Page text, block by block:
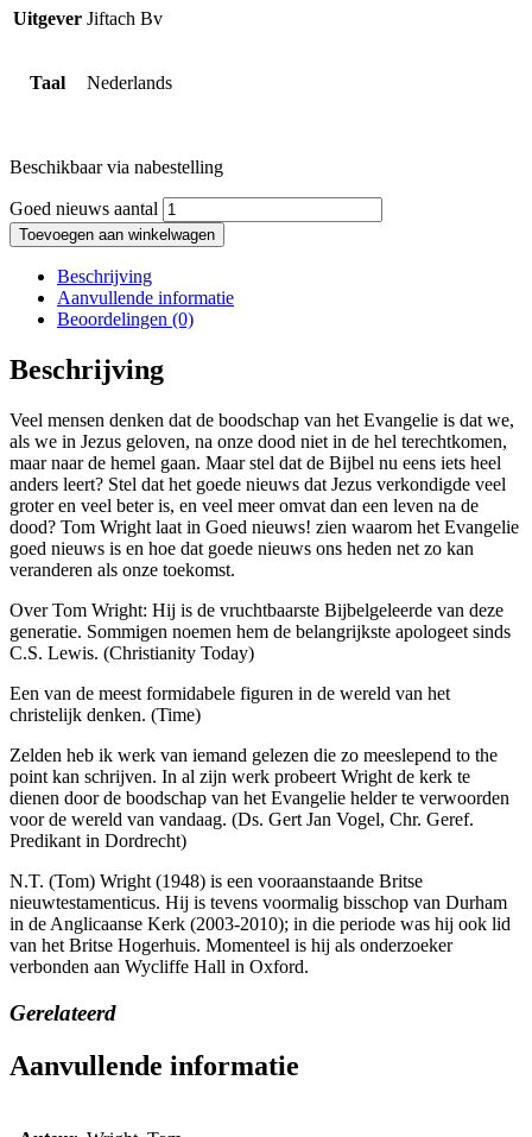
Uitgever Jiftach Bv
Taal Nederlands
Beschikbaar via nabestelling
Goed nieuws aantal
Toevoegen aan winkelwagen
Beschrijving
Aanvullende informatie
Beoordelingen (0)
Beschrijving
Veel mensen denken dat de boodschap van het Evangelie is dat we,
als we in Jezus geloven, na onze dood niet in de hel terechtkomen,
maar naar de hemel gaan. Maar stel dat de Bijbel nu eens iets heel
anders leert? Stel dat het goede nieuws dat Jezus verkondigde veel
groter en veel beter is, en veel meer omvat dan een leven na de
dood? Tom Wright laat in Goed nieuws! zien waarom het Evangelie
goed nieuws is en hoe dat goede nieuws ons heden net zo kan
veranderen als onze toekomst.
Over Tom Wright: Hij is de vruchtbaarste Bijbelgeleerde van deze
generatie. Sommigen noemen hem de belangrijkste apologeet sinds
C.S. Lewis. (Christianity Today)
Een van de meest formidabele figuren in de wereld van het
christelijk denken. (Time)
Zelden heb ik werk van iemand gelezen die zo meeslepend to the
point kan schrijven. In al zijn werk probeert Wright de kerk te
dienen door de boodschap van het Evangelie helder te verwoorden
voor de wereld van vandaag. (Ds. Gert Jan Vogel, Chr. Geref.
Predikant in Dordrecht)
N.T. (Tom) Wright (1948) is een vooraanstaande Britse
nieuwtestamenticus. Hij is tevens voormalig bisschop van Durham
in de Anglicaanse Kerk (2003-2010); in die periode was hij ook lid
van het Britse Hogerhuis. Momenteel is hij als onderzoeker
verbonden aan Wycliffe Hall in Oxford.
Gerelateerd
Aanvullende informatie